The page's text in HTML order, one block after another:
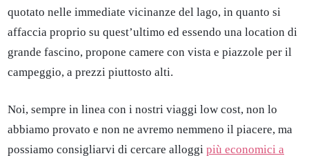
quotato nelle immediate vicinanze del lago, in quanto si
affaccia proprio su quest’ultimo ed essendo una location di
grande fascino, propone camere con vista e piazzole per il
campeggio, a prezzi piuttosto alti.
Noi, sempre in linea con i nostri viaggi low cost, non lo
abbiamo provato e non ne avremo nemmeno il piacere, ma
possiamo consigliarvi di cercare alloggi più economici a